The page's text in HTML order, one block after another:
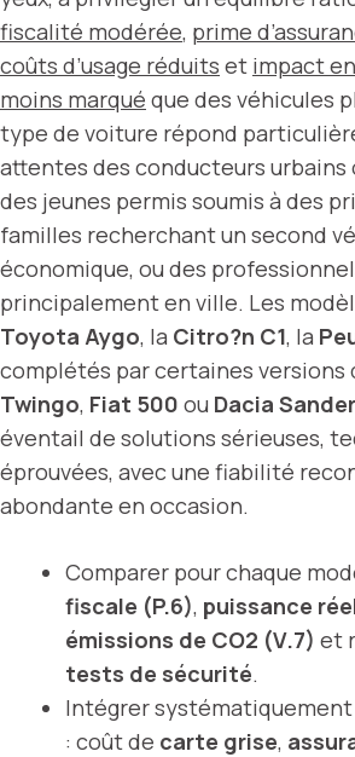
fiscalité modérée, prime
coûts d’usage réduits et impact
moins marqué que des véhicules
type de voiture répond
attentes des conducteurs urbains
des jeunes permis soumis à des
familles recherchant un second
économique, ou des
principalement en ville. Les
Toyota Aygo, la Citro?n C1, la
complétés par certaines versions
Twingo, Fiat 500 ou Dacia
éventail de solutions sérieuses,
éprouvées, avec une fiabilité
abondante en occasion.
Comparer pour chaque
fiscale (P.6), puissance
émissions de CO2 (V.7) et
tests de sécurité.
Intégrer
: coût de carte grise,